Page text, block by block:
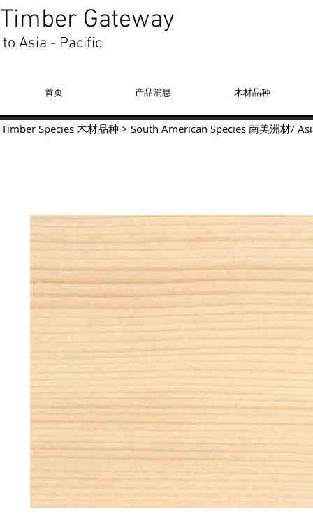
Timber Gateway
to Asia - Pacific
首页 产品消息 木材品种
Timber Species 木材品种 > South American Species 南美洲材/